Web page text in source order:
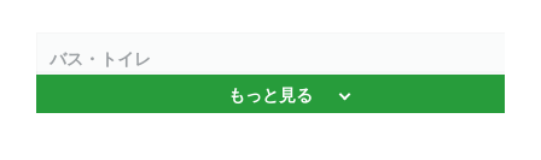
バス・トイレ
バストイレ別 、 浴室乾燥機 、 追焚機能 、 温水洗浄便座
もっと見る